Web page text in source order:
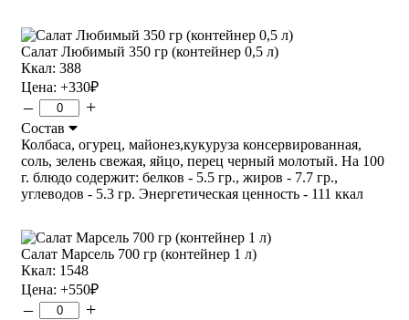
Салат Любимый 350 гр (контейнер 0,5 л)
Ккал: 388
Цена: +330₽
– +
Состав
Колбаса, огурец, майонез,кукуруза консервированная,
соль, зелень свежая, яйцо, перец черный молотый. На 100
г. блюдо содержит: белков - 5.5 гр., жиров - 7.7 гр.,
углеводов - 5.3 гр. Энергетическая ценность - 111 ккал
Салат Марсель 700 гр (контейнер 1 л)
Ккал: 1548
Цена: +550₽
– +